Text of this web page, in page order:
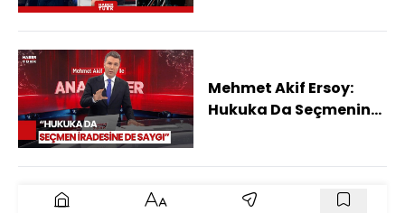
Mehmet Akif Ersoy:
Hukuka Da Seçmenin